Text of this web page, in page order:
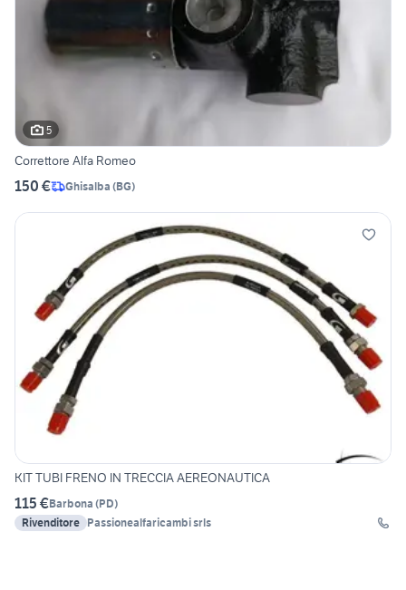
5
Correttore Alfa Romeo
150 € Ghisalba (BG)
KIT TUBI FRENO IN TRECCIA AEREONAUTICA
115 €Barbona (PD)
Rivenditore Passionealfaricambi srls